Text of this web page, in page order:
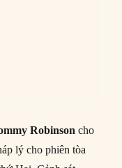
Robinson cho
lý cho phiên tòa